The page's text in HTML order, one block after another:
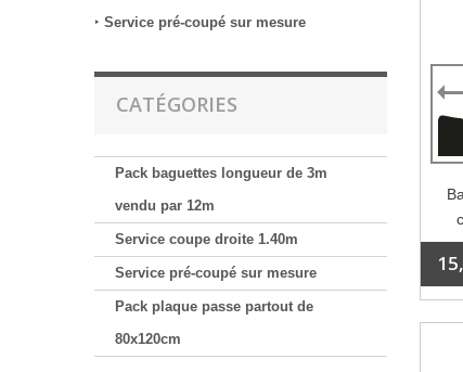
‣ Service pré-coupé sur mesure
CATÉGORIES
Pack baguettes longueur de 3m
vendu par 12m
Service coupe droite 1.40m
Service pré-coupé sur mesure
Pack plaque passe partout de
80x120cm